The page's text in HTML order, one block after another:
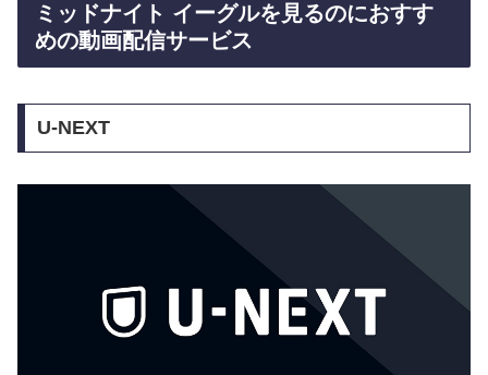
ミッドナイト イーグルを見るのにおすす
めの動画配信サービス
U-NEXT